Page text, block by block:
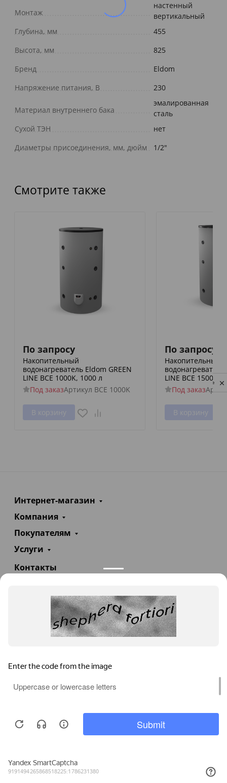
Каталог
Монтаж
настенный
вертикальный
Глубина, мм
455
Высота, мм
825
Бренд
Eldom
Напряжение питания, В
230
Материал внутреннего бака
эмалированная
сталь
Сухой ТЭН
нет
Диаметры присоединения, мм, дюйм
1/2"
Смотрите также
По запросу
Накопительный
водонагреватель Eldom GREEN
LINE BCE 1000K, 1000 л
Под заказАртикул BCE 1000K
В корзину
По запросу
Накопительный
водонагреватель
LINE BCE 1500F,
Под заказ
В корзину
Интернет-магазин
Компания
Покупателям
Услуги
Контакты
info@teploexpert.com
Пн—Сб 09:00 – 18:00
TeploExpert.com © 2008 - 2026 Оборудование для
систем отопления, водоснабжения, канализации
Privacy notice